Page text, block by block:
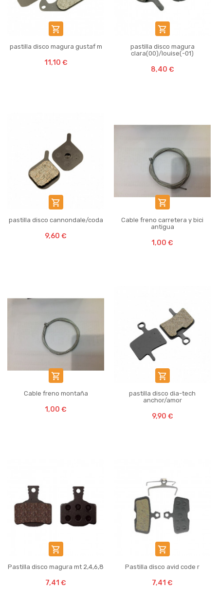

pastilla disco magura gustaf m
11,10 €

pastilla disco magura
clara(00)/louise(-01)
8,40 €

pastilla disco cannondale/coda
9,60 €

Cable freno carretera y bici
antigua
1,00 €

Cable freno montaña
1,00 €

pastilla disco dia-tech
anchor/amor
9,90 €

Pastilla disco magura mt 2,4,6,8
7,41 €

Pastilla disco avid code r
7,41 €